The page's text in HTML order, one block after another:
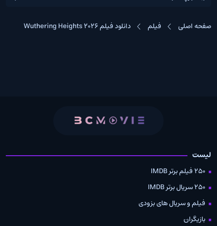
صفحه اصلی فیلم دانلود فیلم Wuthering Heights 2026
لیست
250 فیلم برتر IMDB
250 سریال برتر IMDB
فیلم و سریال های بزودی
بازیگران